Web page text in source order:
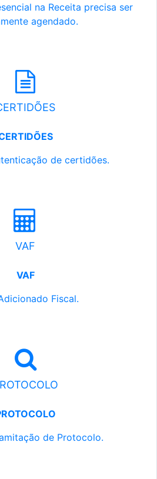
na Receita precisa ser
agendado.
de certidões.
VAF
VAF
Fiscal.
de Protocolo.